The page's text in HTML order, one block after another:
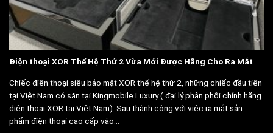
Điện thoại XOR Thế Hệ Thứ 2 Vừa Mới Được Hãng Cho Ra Mắt
Chiếc điên thoại siêu bảo mật XOR thế hệ thứ 2, những chiếc đầu tiên
tại Việt Nam có sẵn tại Kingmobile Luxury ( đại lý phân phối chính hãng
điện thoại XOR tại Việt Nam). Sau thành công với việc ra mắt sản
phẩm điện thoại cao cấp vào...